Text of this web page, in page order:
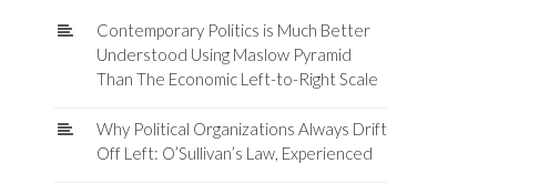
Contemporary Politics is Much Better
Understood Using Maslow Pyramid
Than The Economic Left-to-Right Scale
Why Political Organizations Always Drift
Off Left: O’Sullivan’s Law, Experienced